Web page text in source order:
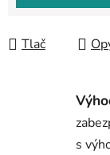
Tlač
s